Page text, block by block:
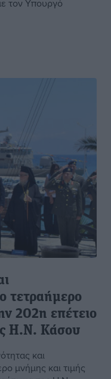
τον Υπουργό
τετραήμερο
202η επέτειο
Η.Ν. Κάσου
και
μνήμης και τιμής